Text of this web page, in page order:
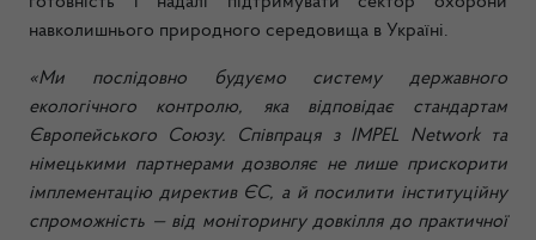
навколишнього природного середовища в Україні.
«Ми послідовно будуємо систему державного
екологічного контролю, яка відповідає стандартам
Європейського Союзу. Співпраця з IMPEL Network та
німецькими партнерами дозволяє не лише прискорити
імплементацію директив ЄС, а й посилити інституційну
спроможність — від моніторингу довкілля до практичної